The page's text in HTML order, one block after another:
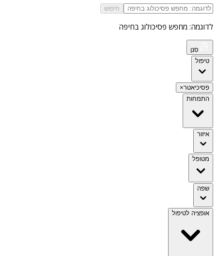
חיפוש
לדוגמה: מחפש פסיכולוג בחיפה
סנן
טיפול
פסיכיאטר×
התמחות
איזור
מטופל
שפה
אופציה לטיפול